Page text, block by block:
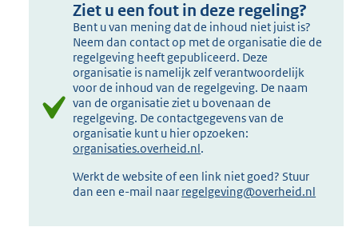
Ziet u een fout in deze regeling?
Bent u van mening dat de inhoud niet juist is?
Neem dan contact op met de organisatie die de
regelgeving heeft gepubliceerd. Deze
organisatie is namelijk zelf verantwoordelijk
voor de inhoud van de regelgeving. De naam
van de organisatie ziet u bovenaan de
regelgeving. De contactgegevens van de
organisatie kunt u hier opzoeken:
organisaties.overheid.nl.
Werkt de website of een link niet goed? Stuur
dan een e-mail naar regelgeving@overheid.nl